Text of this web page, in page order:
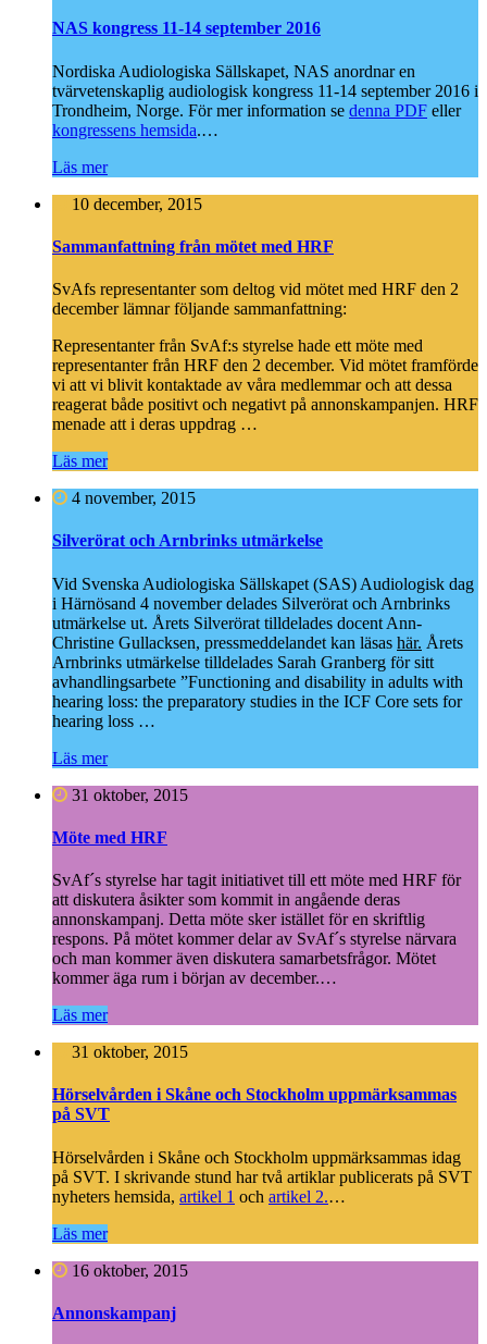
NAS kongress 11-14 september 2016
Nordiska Audiologiska Sällskapet, NAS anordnar en
tvärvetenskaplig audiologisk kongress 11-14 september 2016 i
Trondheim, Norge. För mer information se denna PDF eller
kongressens hemsida.…
Läs mer
10 december, 2015
Sammanfattning från mötet med HRF
SvAfs representanter som deltog vid mötet med HRF den 2
december lämnar följande sammanfattning:
Representanter från SvAf:s styrelse hade ett möte med
representanter från HRF den 2 december. Vid mötet framförde
vi att vi blivit kontaktade av våra medlemmar och att dessa
reagerat både positivt och negativt på annonskampanjen. HRF
menade att i deras uppdrag …
Läs mer
4 november, 2015
Silverörat och Arnbrinks utmärkelse
Vid Svenska Audiologiska Sällskapet (SAS) Audiologisk dag
i Härnösand 4 november delades Silverörat och Arnbrinks
utmärkelse ut. Årets Silverörat tilldelades docent Ann-
Christine Gullacksen, pressmeddelandet kan läsas här. Årets
Arnbrinks utmärkelse tilldelades Sarah Granberg för sitt
avhandlingsarbete ”Functioning and disability in adults with
hearing loss: the preparatory studies in the ICF Core sets for
hearing loss …
Läs mer
31 oktober, 2015
Möte med HRF
SvAf´s styrelse har tagit initiativet till ett möte med HRF för
att diskutera åsikter som kommit in angående deras
annonskampanj. Detta möte sker istället för en skriftlig
respons. På mötet kommer delar av SvAf´s styrelse närvara
och man kommer även diskutera samarbetsfrågor. Mötet
kommer äga rum i början av december.…
Läs mer
31 oktober, 2015
Hörselvården i Skåne och Stockholm uppmärksammas
på SVT
Hörselvården i Skåne och Stockholm uppmärksammas idag
på SVT. I skrivande stund har två artiklar publicerats på SVT
nyheters hemsida, artikel 1 och artikel 2.…
Läs mer
16 oktober, 2015
Annonskampanj